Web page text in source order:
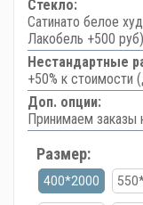
Стекло:
Сатинато белое
Лакобель +500 руб)
Нестандартные
+50% к
Доп. опции:
Принимаем заказы
Размер:
400*2000